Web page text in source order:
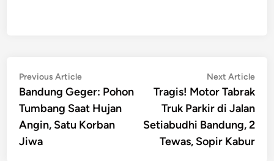
Post
navigation
Previous ArticlePrevious
article:
Bandung Geger: Pohon
Tumbang Saat Hujan
Angin, Satu Korban
Jiwa
Next Article
Tragis! Motor Tabrak
Truk Parkir di Jalan
Setiabudhi Bandung, 2
Tewas, Sopir Kabur